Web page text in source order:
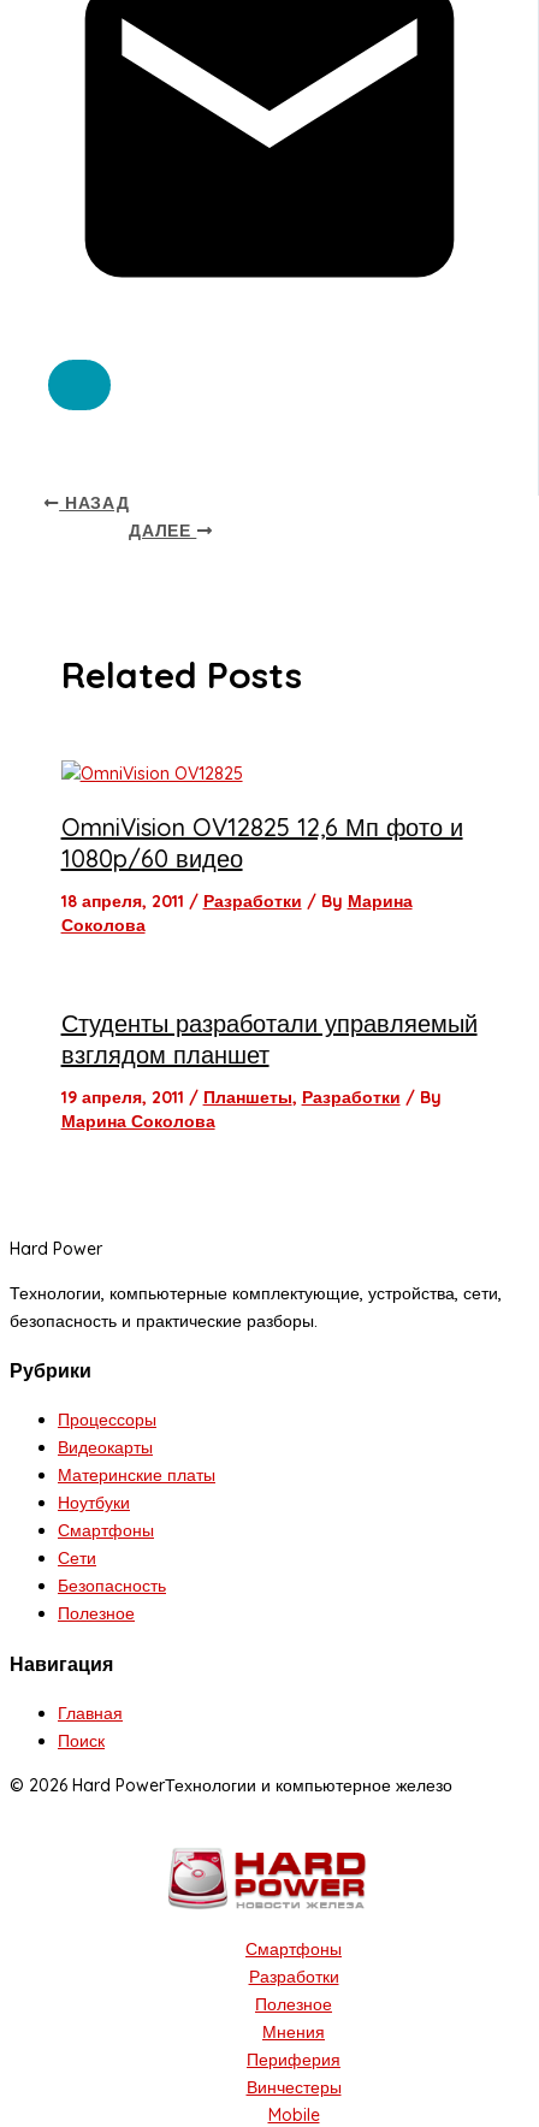
НАЗАД
ДАЛЕЕ
Related Posts
OmniVision OV12825 12,6 Мп фото и
1080p/60 видео
18 апреля, 2011 / Разработки / By Марина
Соколова
Студенты разработали управляемый
взглядом планшет
19 апреля, 2011 / Планшеты, Разработки / By
Марина Соколова
Hard Power
Технологии, компьютерные комплектующие, устройства, сети,
безопасность и практические разборы.
Рубрики
Процессоры
Видеокарты
Материнские платы
Ноутбуки
Смартфоны
Сети
Безопасность
Полезное
Навигация
Главная
Поиск
© 2026 Hard PowerТехнологии и компьютерное железо
Смартфоны
Разработки
Полезное
Мнения
Периферия
Винчестеры
Mobile